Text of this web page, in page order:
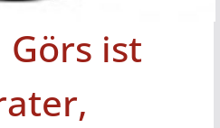
ist